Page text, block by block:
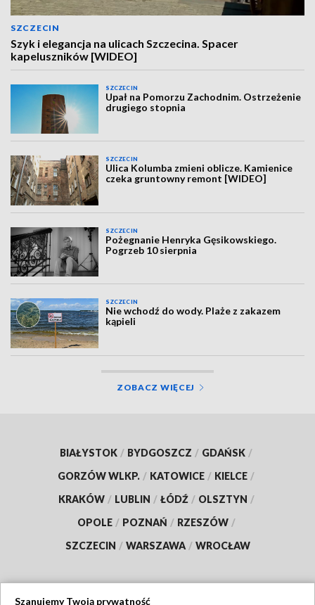
SZCZECIN
Szyk i elegancja na ulicach Szczecina. Spacer
kapeluszników [WIDEO]
SZCZECIN
Upał na Pomorzu Zachodnim. Ostrzeżenie
drugiego stopnia
SZCZECIN
Ulica Kolumba zmieni oblicze. Kamienice
czeka gruntowny remont [WIDEO]
SZCZECIN
Pożegnanie Henryka Gęsikowskiego.
Pogrzeb 10 sierpnia
SZCZECIN
Nie wchodź do wody. Plaże z zakazem
kąpieli
ZOBACZ WIĘCEJ
BIAŁYSTOK / BYDGOSZCZ / GDAŃSK /
GORZÓW WLKP. / KATOWICE / KIELCE /
KRAKÓW / LUBLIN / ŁÓDŹ / OLSZTYN /
OPOLE / POZNAŃ / RZESZÓW /
SZCZECIN / WARSZAWA / WROCŁAW
Szanujemy Twoją prywatność